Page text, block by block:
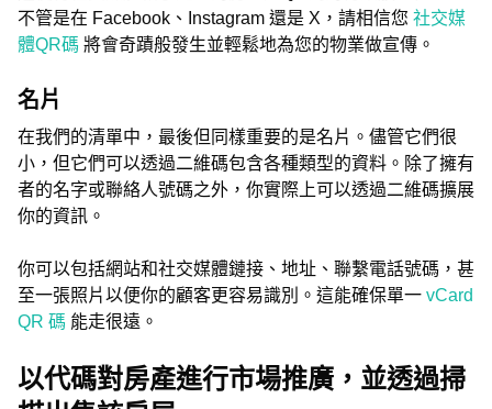
不管是在 Facebook、Instagram 還是 X，請相信您 社交媒
體QR碼 將會奇蹟般發生並輕鬆地為您的物業做宣傳。
名片
在我們的清單中，最後但同樣重要的是名片。儘管它們很
小，但它們可以透過二維碼包含各種類型的資料。除了擁有
者的名字或聯絡人號碼之外，你實際上可以透過二維碼擴展
你的資訊。
你可以包括網站和社交媒體鏈接、地址、聯繫電話號碼，甚
至一張照片以便你的顧客更容易識別。這能確保單一 vCard
QR 碼 能走很遠。
以代碼對房產進行市場推廣，並透過掃